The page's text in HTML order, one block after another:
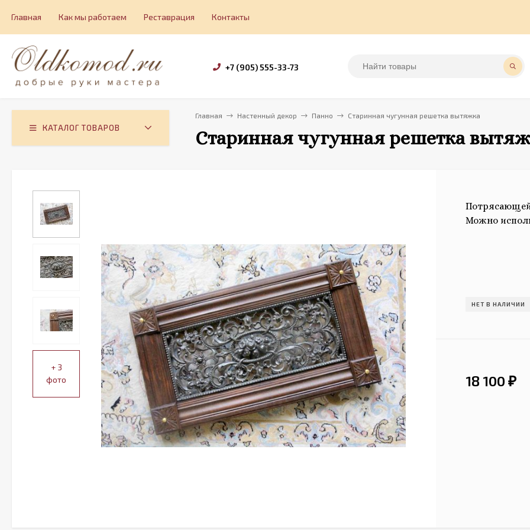
Главная Как мы работаем Реставрация Контакты
+7 (905) 555-33-73
КАТАЛОГ ТОВАРОВ
Главная Настенный декор Панно Старинная чугунная решетка вытяжка
Старинная чугунная решетка
+ 3
фото
Можно
НЕТ В НАЛИЧИИ
18 100₽